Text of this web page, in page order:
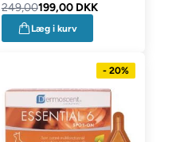
Essential 6
249,00199,00 DKK
Læg i kurv
- 20%